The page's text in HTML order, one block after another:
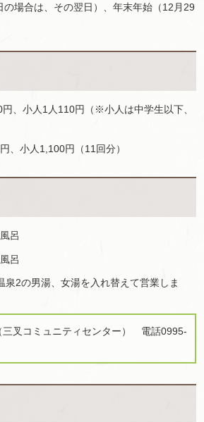
の場合は、その翌日）、年末年始（12月29
、小人1人110円（※小人は中学生以下、
、小人1,100円（11回分）
呂
呂
泉2の男湯、女湯を入れ替えて営業しま
叉コミュニティセンター） 電話0995-